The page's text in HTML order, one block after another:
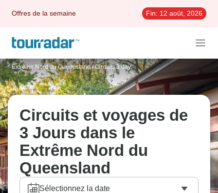
Offres de la semaine Fin: 12 août, 2026
Extrême Nord du Queensland / Circuits 3 day
Circuits et voyages de
3 Jours dans le
Extrême Nord du
Queensland
Sélectionnez la date